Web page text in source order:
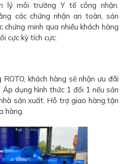
lý môi trường Y tế công nhận.
các chứng nhận an toàn, sản
chứng minh qua nhiều khách hàng
cực kỳ tích cực.
khách hàng sẽ nhận ưu đãi
Áp dụng hình thức 1 đổi 1 nếu sản
sản xuất. Hỗ trợ giao hàng tận
hàng.